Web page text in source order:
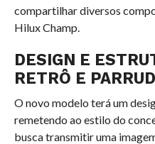
compartilhar diversos
Hilux Champ.
DESIGN E
RETRÔ E
O novo modelo terá um
remetendo ao estilo do
busca transmitir uma